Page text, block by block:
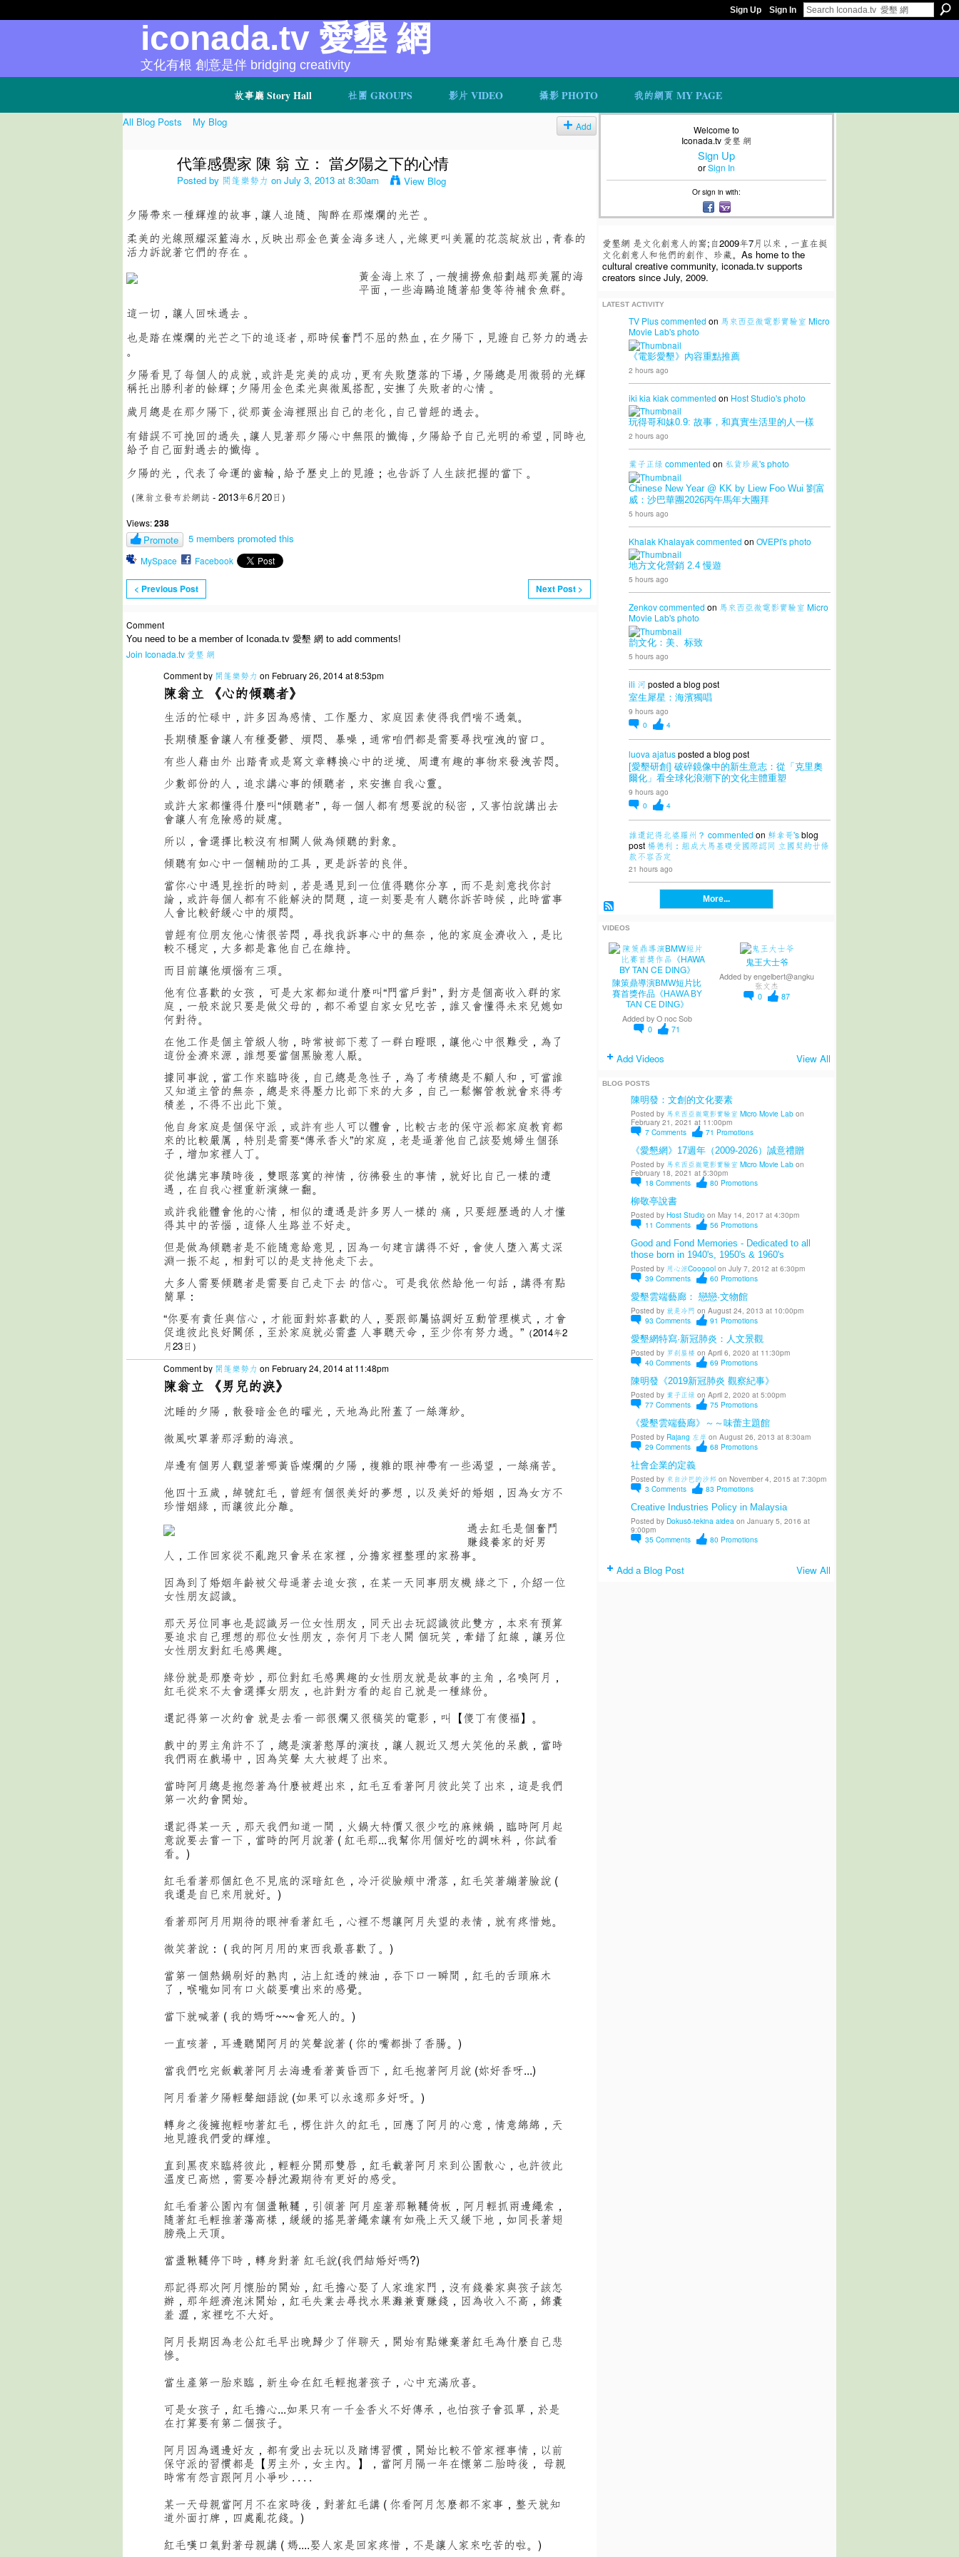
Sign Up Sign In
故事廳 Story Hall 社團 GROUPS 影片 VIDEO 攝影 PHOTO 我的網頁 MY PAGE
iconada.tv 愛墾 網
文化有根 創意是伴 bridging creativity
All Blog Posts My Blog Add
代筆感覺家 陳 翁 立： 當夕陽之下的心情
Posted by 開篷樂勢力 on July 3, 2013 at 8:30am View Blog
夕陽帶來一種輝煌的故事 , 讓人追隨、陶醉在那燦爛的光芒 。
柔美的光線照耀深籃海水 , 反映出那金色黃金海多迷人 , 光線更叫美麗的花蕊綻放出 , 青春的
活力訴說著它們的存在 。
黃金海上來了 , 一艘捕撈魚船劃越那美麗的海
平面 , 一些海鷗追隨著船隻等待補食魚群。
這一切，讓人回味過去 。
也是踏在燦爛的光芒之下的追逐者 , 那時候奮鬥不屈的熱血 , 在夕陽下，見證自己努力的過去
。
夕陽看見了每個人的成就 , 或許是完美的成功 , 更有失敗墮落的下場 , 夕陽總是用微弱的光輝
稱托出勝利者的餘輝 ; 夕陽用金色柔光與微風搭配 , 安撫了失敗者的心情 。
歲月總是在那夕陽下 , 從那黃金海裡照出自己的老化 , 自己曾經的過去。
有錯誤不可挽回的過失 , 讓人見著那夕陽心中無限的懺悔 , 夕陽給予自己光明的希望 , 同時也
給予自己面對過去的懺悔 。
夕陽的光，代表了命運的齒輪 , 給予歷史上的見證；也告訴了人生該把握的當下 。
（陳翁立發布於網誌 - 2013年6月20日）
Views:238
Promote 5 members promoted this
MySpace Facebook
< Previous Post Next Post >
Comment
You need to be a member of Iconada.tv 愛墾 網 to add comments!
Join Iconada.tv 愛墾 網
Comment by 開篷樂勢力 on February 26, 2014 at 8:53pm
陳翁立 《心的傾聽者》
生活的忙碌中，許多因為感情、工作壓力、家庭因素使得我們喘不過氣。
長期積壓會讓人有種憂鬱、煩悶、暴噪，通常咱們都是需要尋找喧洩的窗口。
有些人藉由外 出踏青或是寫文章轉換心中的逆境、周遭有趣的事物來發洩苦悶。
少數部份的人，追求講心事的傾聽者，來安撫自我心靈。
或許大家都懂得什麼叫“傾聽者”，每一個人都有想要說的秘密，又害怕說講出去
會讓人有危險感的疑慮。
所以，會選擇比較沒有相關人做為傾聽的對象。
傾聽有如心中一個輔助的工具，更是訴苦的良伴。
當你心中遇見挫折的時刻，若是遇見到一位值得聽你分享，而不是刻意找你討
論，或許每個人都有不能解決的問題，這一刻要是有人聽你訴苦時候，此時當事
人會比較舒緩心中的煩悶。
曾經有位朋友他心情很苦悶，尋找我訴事心中的無奈，他的家庭金濟收入，是比
較不穩定，大多都是靠他自己在維持。
而目前讓他煩惱有三項。
他有位喜歡的女孩， 可是大家都知道什麼叫“門當戶對”，對方是個高收入群的家
庭，一般來說只要是做父母的，都不希望自家女兒吃苦，誰又會懂得未來兒媳如
何對待。
在他工作是個主管級人物，時常被部下惹了一群白瞪眼，讓他心中很難受，為了
這份金濟來源，誰想要當個黑臉惹人厭。
據同事說，當工作來臨時後，自己總是急性子，為了考積總是不顧人和，可當誰
又知道主管的無奈，總是來得壓力比部下來的大多，自己一鬆懈管教就會來得考
積差，不得不出此下策。
他自身家庭是個保守派，或許有些人可以體會，比較古老的保守派都家庭教育都
來的比較嚴厲，特別是需要“傳承香火”的家庭，老是逼著他自己該娶媳婦生個孫
子，增加家裡人丁。
從他講完事蹟時後，雙眼落寞的神情，彷彿發生的事情，就好比自己一樣的遭
遇，在自我心裡重新演練一翻。
或許我能體會他的心情，相似的遭遇是許多男人一樣的 痛，只要經歷過的人才懂
得其中的苦惱，這條人生路並不好走。
但是做為傾聽者是不能隨意給意見，因為一句建言講得不好，會使人墮入萬丈深
淵一振不起，相對可以的是支持他走下去。
大多人需要傾聽者是需要自己走下去 的信心。可是我依然給他一句話，講得有點
簡單：
“你要有責任與信心，才能面對妳喜歡的人，要跟部屬協調好互動管理模式，才會
促進彼此良好關係，至於家庭就必需盡 人事聽天命，至少你有努力過。” （2014年2
月23日 ）
Comment by 開篷樂勢力 on February 24, 2014 at 11:48pm
陳翁立 《男兒的淚》
沈睡的夕陽，散發暗金色的曜光，天地為此附蓋了一絲薄紗。
微風吹罩著那浮動的海浪。
岸邊有個男人觀望著哪黃昏燦爛的夕陽，複雜的眼神帶有一些渴望，一絲痛苦。
他四十五歲，綽號紅毛，曾經有個很美好的夢想，以及美好的婚姻，因為女方不
珍惜姻緣，而讓彼此分離。
過去紅毛是個奮鬥
賺錢養家的好男
人，工作回家從不亂跑只會呆在家裡，分擔家裡整理的家務事。
因為到了婚姻年齡被父母逼著去追女孩，在某一天同事朋友機 緣之下，介紹一位
女性朋友認識。
那天另位同事也是認識另一位女性朋友，同天出去玩認識彼此雙方，本來有預算
要追求自己理想的那位女性朋友，奈何月下老人開 個玩笑，牽錯了紅線，讓另位
女性朋友對紅毛感興趣。
緣份就是那麼奇妙，那位對紅毛感興趣的女性朋友就是故事的主角，名喚阿月，
紅毛從來不太會選擇女朋友，也許對方看的起自己就是一種緣份。
還記得第一次約會 就是去看一部很爛又很稿笑的電影，叫【傻丁有傻福】。
戲中的男主角許不了，總是演著憨厚的演技，讓人親近又想大笑他的呆戲，當時
我們兩在戲場中，因為笑聲 太大被趕了出來。
當時阿月總是抱怨著為什麼被趕出來，紅毛互看著阿月彼此笑了出來，這是我們
第一次約會開始。
還記得某一天，那天我們知道一間，火鍋大特價又很少吃的麻辣鍋，臨時阿月起
意說要去嘗一下，當時的阿月說著 ( 紅毛那...我幫你用個好吃的調味料，你試看
看。)
紅毛看著那個紅色不見底的深暗紅色，冷汗從臉頰中滑落，紅毛笑著繃著臉說 (
我還是自已來用就好。)
看著那阿月用期待的眼神看著紅毛，心裡不想讓阿月失望的表情，就有疼惜她。
微笑著說： ( 我的阿月用的東西我最喜歡了。)
當第一個熱鍋刷好的熟肉，沾上紅透的辣油，吞下口一瞬間，紅毛的舌頭麻木
了，喉嚨如同有口火燄要噴出來的感覺。
當下就喊著 ( 我的媽呀~~~會死人的。)
一直咳著，耳邊聽聞阿月的笑聲說著 ( 你的嘴都掛了香腸。)
當我們吃完飯載著阿月去海邊看著黃昏西下，紅毛抱著阿月說 (妳好香呀...)
阿月看著夕陽輕聲細語說 (如果可以永遠那多好呀。)
轉身之後擁抱輕吻著紅毛，楞住許久的紅毛，回應了阿月的心意，情意綿綿，天
地見證我們愛的輝煌。
直到黑夜來臨將彼此，輕輕分開那雙唇，紅毛載著阿月來到公園散心，也許彼此
溫度已高燃，需要冷靜沈澱期待有更好的感受。
紅毛看著公園內有個盪鞦韆，引領著 阿月座著那鞦韆倚板，阿月輕抓兩邊繩索，
隨著紅毛輕推著蕩高樣，緩緩的搖晃著繩索讓有如飛上天又緩下地，如同長著翅
膀飛上天頂。
當盪鞦韆停下時，轉身對著 紅毛說(我們結婚好嗎?)
那記得那次阿月懷胎的開始，紅毛擔心娶了人家進家門，沒有錢養家與孩子該怎
辦，那年經濟泡沫開始，紅毛失業去尋找水果灘兼賣賺錢，因為收入不高，錦囊
羞 澀，家裡吃不大好。
阿月長期因為老公紅毛早出晚歸少了伴聊天，開始有點嫌棄著紅毛為什麼自己悲
慘。
當生產第一胎來臨，新生命在紅毛輕抱著孩子，心中充滿欣喜。
可是女孩子，紅毛擔心...如果只有一千金香火不好傳承，也怕孩子會孤單，於是
在打算要有第二個孩子。
阿月因為週邊好友，都有愛出去玩以及賭博習慣，開始比較不管家裡事情，以前
保守派的習慣都是【男主外，女主內。】，當阿月隔一年在懷第二胎時後， 母親
時常有怨言跟阿月小爭吵 . . . .
某一天母親當阿月不在家時後，對著紅毛講 ( 你看阿月怎麼都不家事，整天就知
道外面打牌，四處亂花錢。)
紅毛嘆口氣對著母親講 ( 媽....娶人家是回家疼惜，不是讓人家來吃苦的啦。)
Welcome to
Iconada.tv 愛墾 網
Sign Up
orSign In
Or sign in with:
愛墾網 是文化創意人的窩;自2009年7月以來，一直在挺
文化創意人和他們的創作、珍藏。As home to the
cultural creative community, iconada.tv supports
creators since July, 2009.
LATEST ACTIVITY
TV Pluscommented on 馬來西亞微電影實驗室 Micro
Movie Lab'sphoto
《電影愛墾》內容重點推薦
2 hours ago
iki kia kiakcommented on Host Studio'sphoto
玩得哥和妹0.9: 故事，和真實生活里的人一樣
2 hours ago
葉子正绿 commented on 私貨珍藏'sphoto
Chinese New Year @ KK by Liew Foo Wui 劉富
威：沙巴華團2026丙午馬年大團拜
5 hours ago
Khalak Khalayakcommented on OVEPI'sphoto
地方文化營銷 2.4 慢遊
5 hours ago
Zenkovcommented on 馬來西亞微電影實驗室 Micro
Movie Lab'sphoto
韵文化：美、标致
5 hours ago
ili 河 posted a blog post
室生犀星：海濱獨唱
9 hours ago
0
4
luova ajatusposted a blog post
[愛墾研創] 破碎鏡像中的新生意志：從「克里奧
爾化」看全球化浪潮下的文化主體重塑
9 hours ago
0
4
誰還記得北婆羅州？ commented on 鮮拿哥'sblog
post 楊德利：組成大馬基礎受國際認同 立國契約廿條
款不容否定
21 hours ago
More...
VIDEOS
陳策鼎導演BMW短片比
賽首獎作品《HAWA BY
TAN CE DING》
Added by O noc Sob
0
71
鬼王大士爷
Added byengelbert@angku
张文杰
0
87
Add Videos View All
BLOG POSTS
陳明發：文創的文化要素
Posted by 馬來西亞微電影實驗室 Micro Movie Labon
February 21, 2021 at 11:00pm
7 Comments 71 Promotions
《愛懇網》17週年（2009-2026）誠意禮贈
Posted by 馬來西亞微電影實驗室 Micro Movie Labon
February 18, 2021 at 5:30pm
18 Comments 80 Promotions
柳敬亭說書
Posted by Host Studioon May 14, 2017 at 4:30pm
11 Comments 56 Promotions
Good and Fond Memories - Dedicated to all
those born in 1940's, 1950's & 1960's
Posted by 用心涼Cooooolon July 7, 2012 at 6:30pm
39 Comments 60 Promotions
愛墾雲端藝廊： 戀戀·文物館
Posted by 就是冷門 on August 24, 2013 at 10:00pm
93 Comments 91 Promotions
愛墾網特寫·新冠肺炎：人文景觀
Posted by 罗刹蜃楼 on April 6, 2020 at 11:30pm
40 Comments 69 Promotions
陳明發《2019新冠肺炎 觀察紀事》
Posted by 葉子正绿 on April 2, 2020 at 5:00pm
77 Comments 75 Promotions
《愛墾雲端藝廊》～～味蕾主題館
Posted by Rajang 左岸 on August 26, 2013 at 8:30am
29 Comments 68 Promotions
社會企業的定義
Posted by 來自沙巴的沙邦 on November 4, 2015 at 7:30pm
3 Comments 83 Promotions
Creative Industries Policy in Malaysia
Posted by Dokusō-tekina aideaon January 5, 2016 at
9:00pm
35 Comments 80 Promotions
Add a Blog Post View All